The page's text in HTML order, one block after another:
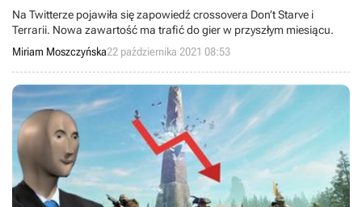
Na Twitterze pojawiła się zapowiedź crossovera Don’t Starve i
Terrarii. Nowa zawartość ma trafić do gier w przyszłym miesiącu.
Miriam Moszczyńska22 października 2021 08:53